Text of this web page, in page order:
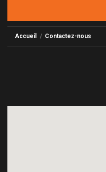
Accueil Contactez-nous